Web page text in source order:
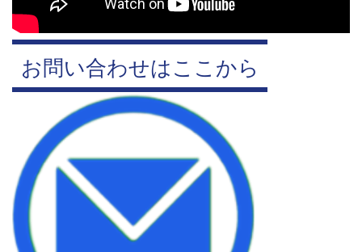
お問い合わせはここから